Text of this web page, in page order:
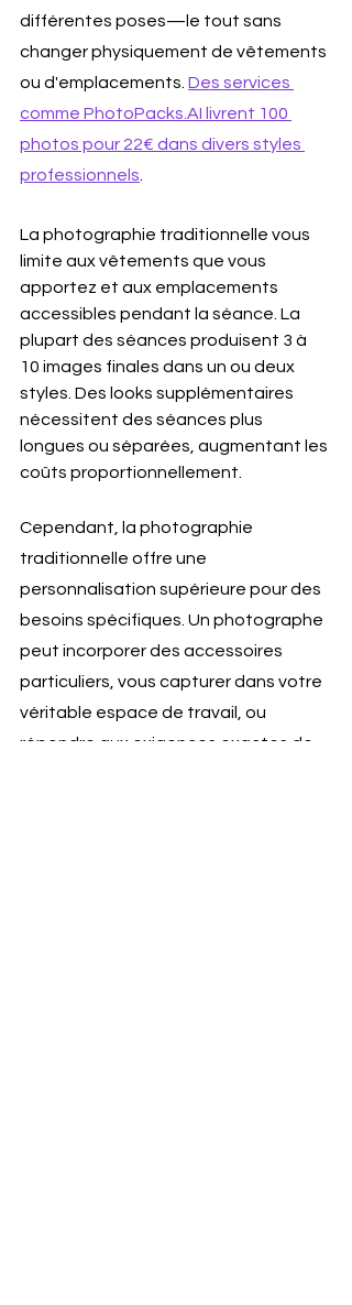
différentes poses—le tout sans
changer physiquement de vêtements
ou d'emplacements. Des services
comme PhotoPacks.AI livrent 100
photos pour 22€ dans divers styles
professionnels
La photographie traditionnelle vous
limite aux vêtements que vous
apportez et aux emplacements
accessibles pendant la séance. La
plupart des séances produisent 3 à
10 images finales dans un ou deux
styles. Des looks supplémentaires
nécessitent des séances plus
longues ou séparées, augmentant les
coûts proportionnellement.
Cependant, la photographie
traditionnelle offre une
personnalisation supérieure pour des
besoins spécifiques. Un photographe
peut incorporer des accessoires
particuliers, vous capturer dans votre
véritable espace de travail, ou
répondre aux exigences exactes de